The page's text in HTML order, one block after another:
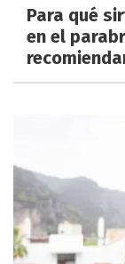
Para qué
en el